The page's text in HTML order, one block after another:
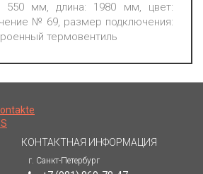
550 мм, длина: 1980 мм, цвет:
№ 69, размер подключения:
термовентиль
КОНТАКТНАЯ ИНФОРМАЦИЯ
г. Санкт-Петербург